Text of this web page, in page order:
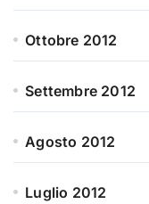
Ottobre 2012
Settembre 2012
Agosto 2012
Luglio 2012